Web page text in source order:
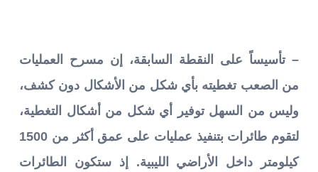
– تأسيساً على النقطة السابقة، إن مسرح العمليات
من الصعب تغطيته بأي شكل من الأشكال دون كشف،
وليس من السهل توفير أي شكل من أشكال التغطية،
لتقوم طائرات بتنفيذ عمليات على عمق أكثر من 1500
كيلومتر داخل الأراضي الليبية. إذ ستكون الطائرات